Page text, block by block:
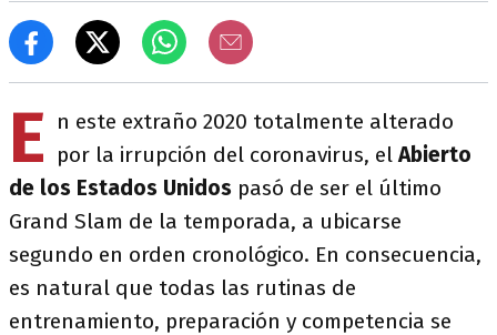
E
n este extraño 2020 totalmente alterado
por la irrupción del coronavirus, elAbierto
de los Estados Unidos pasó de ser el último
Grand Slam de la temporada, a ubicarse
segundo en orden cronológico. En consecuencia,
es natural que todas las rutinas de
entrenamiento, preparación y competencia se